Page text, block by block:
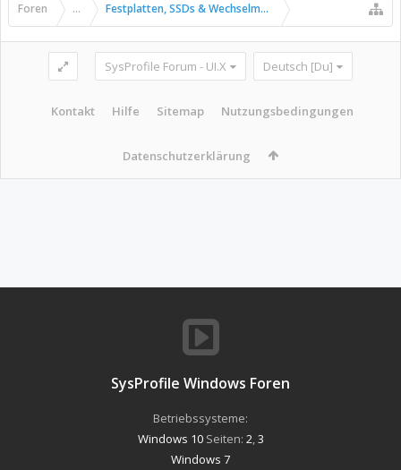
Foren ... Festplatten, SSDs & Wechselmedien
SysProfile Forum - UI.X Deutsch [Du]
Kontakt Hilfe Sitemap Nutzungsbedingungen
Datenschutzerklärung
SysProfile Windows Foren
Betriebssysteme:
Windows 10Seiten: 2 3
Windows 7